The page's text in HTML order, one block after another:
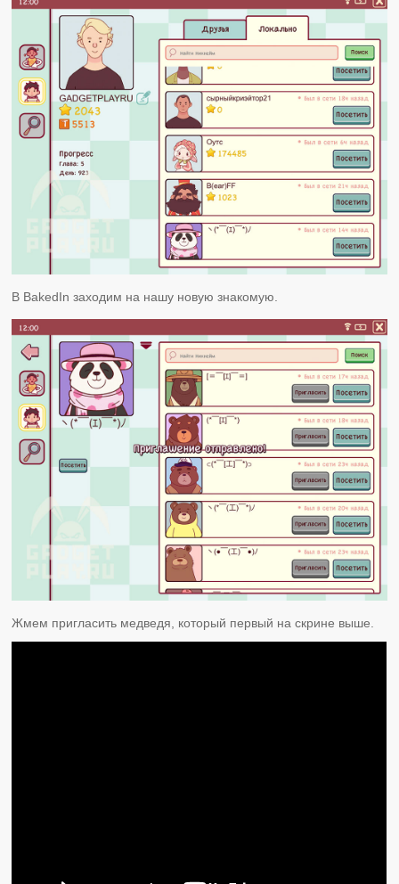
В BakedIn заходим на нашу новую знакомую.
Жмем пригласить медведя, который первый на скрине выше.